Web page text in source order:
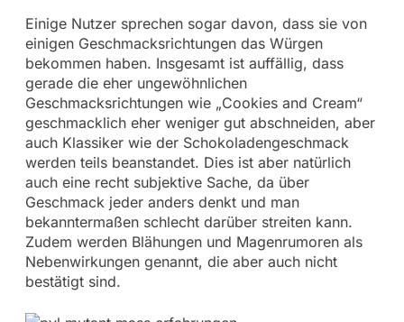
Einige Nutzer sprechen sogar davon, dass sie von
einigen Geschmacksrichtungen das Würgen
bekommen haben. Insgesamt ist auffällig, dass
gerade die eher ungewöhnlichen
Geschmacksrichtungen wie „Cookies and Cream“
geschmacklich eher weniger gut abschneiden, aber
auch Klassiker wie der Schokoladengeschmack
werden teils beanstandet. Dies ist aber natürlich
auch eine recht subjektive Sache, da über
Geschmack jeder anders denkt und man
bekanntermaßen schlecht darüber streiten kann.
Zudem werden Blähungen und Magenrumoren als
Nebenwirkungen genannt, die aber auch nicht
bestätigt sind.